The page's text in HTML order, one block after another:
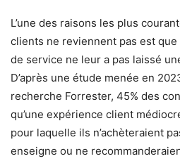
L’une des raisons les plus
clients ne reviennent pas est que
de service ne leur a pas laissé
D’après une étude menée en
recherche Forrester, 45% des
qu’une expérience client
pour laquelle ils n’achèteraient
enseigne ou ne